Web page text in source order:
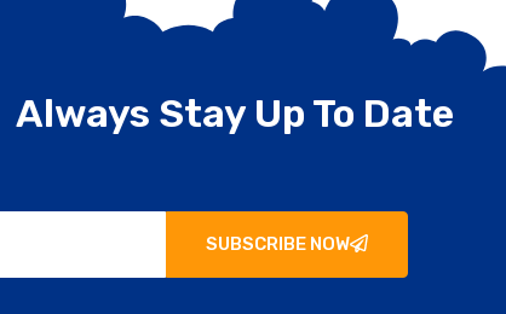
Always Stay Up To Date
SUBSCRIBE NOW